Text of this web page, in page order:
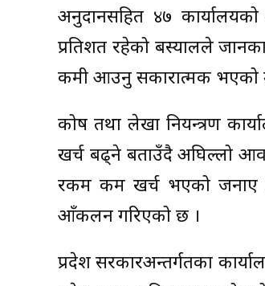
अनुदानसहित ४७
प्रतिशत रहेको बस्यालले
कमी आउनु सकारात्मक भएको
कोष तथा लेखा नियन्त्रण
खर्च बढ्ने बताउँदै अघिल्लो
रकम कम खर्च भएको जनाए
आँकलन गरिएको छ ।
प्रदेश सरकारअन्तर्गतका